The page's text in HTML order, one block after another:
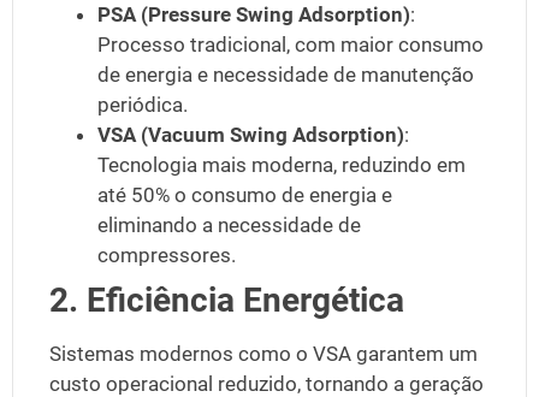
PSA (Pressure Swing Adsorption):
Processo tradicional, com maior consumo
de energia e necessidade de manutenção
periódica.
VSA (Vacuum Swing Adsorption):
Tecnologia mais moderna, reduzindo em
até 50% o consumo de energia e
eliminando a necessidade de
compressores.
2. Eficiência Energética
Sistemas modernos como o VSA garantem um
custo operacional reduzido, tornando a geração